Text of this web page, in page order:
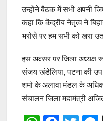
‎उन्होंने बैठक में सभी अपनी
कहा कि केंद्रीय नेतृत्व ने
भरोसे पर हम सभी को खरा
‎इस अवसर पर जिला अध्यक्ष
संजय खंडेलिया, पटना की उप
शर्मा के अलावा मंडल के
संचालन जिला महामंत्री